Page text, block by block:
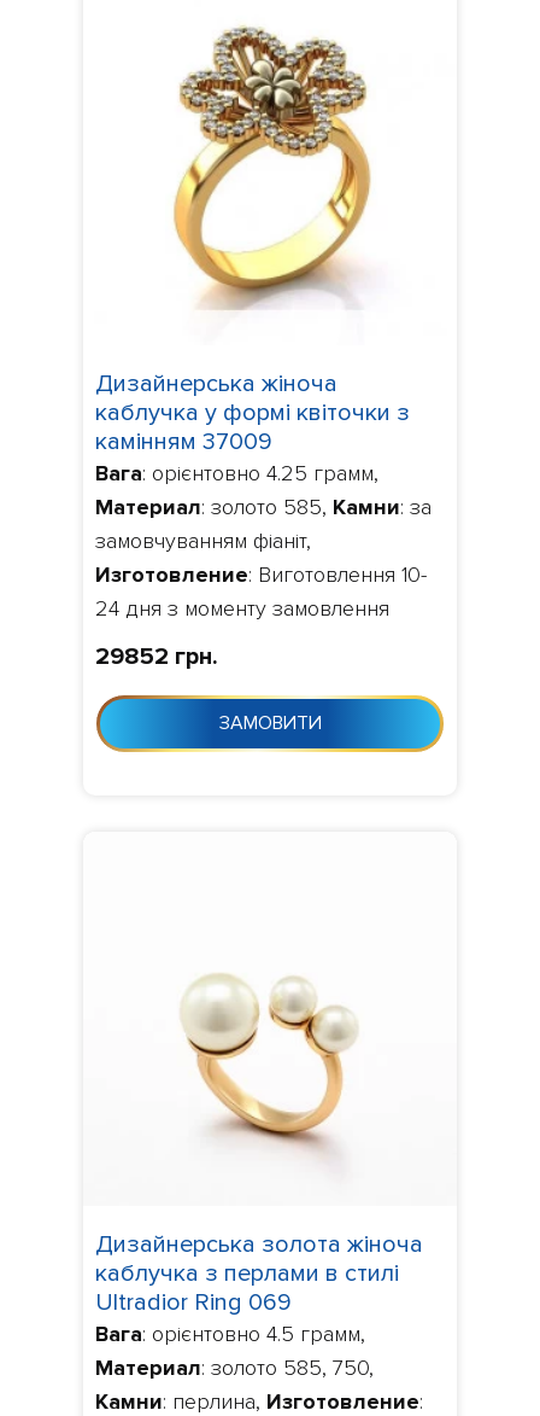
Дизайнерська жіноча
каблучка у формі квіточки з
камінням 37009
Вага: орієнтовно 4.25 грамм,
Материал: золото 585, Камни: за
замовчуванням фіаніт,
Изготовление: Виготовлення 10-
24 дня з моменту замовлення
29852 грн.
ЗАМОВИТИ
Дизайнерська золота жіноча
каблучка з перлами в стилі
Ultradior Ring 069
Вага: орієнтовно 4.5 грамм,
Материал: золото 585, 750,
Камни: перлина, Изготовление: